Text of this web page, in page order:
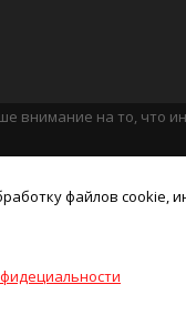
внимание на то, что
файлов cookie,